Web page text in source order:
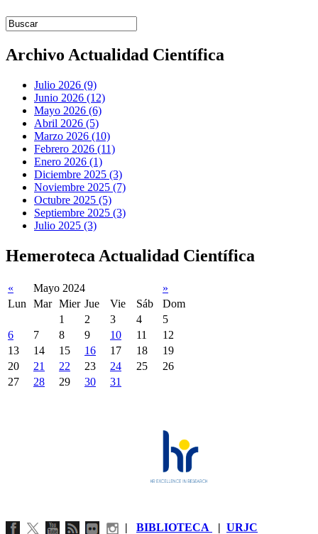
Introduce términos de búsqueda
Archivo Actualidad Científica
Julio 2026 (9)
Junio 2026 (12)
Mayo 2026 (6)
Abril 2026 (5)
Marzo 2026 (10)
Febrero 2026 (11)
Enero 2026 (1)
Diciembre 2025 (3)
Noviembre 2025 (7)
Octubre 2025 (5)
Septiembre 2025 (3)
Julio 2025 (3)
Hemeroteca Actualidad Científica
« Mayo 2024
»
Lun
Mar Mier Jue Vie Sáb
Dom
1
2 3 4
5
6
7 8 9 10 11
12
13
14 15 16 17 18
19
20
21 22 23 24 25
26
27
28 29 30 31
| BIBLIOTECA | URJC